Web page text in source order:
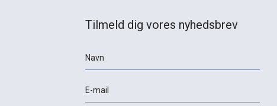
Tilmeld dig vores nyhedsbrev